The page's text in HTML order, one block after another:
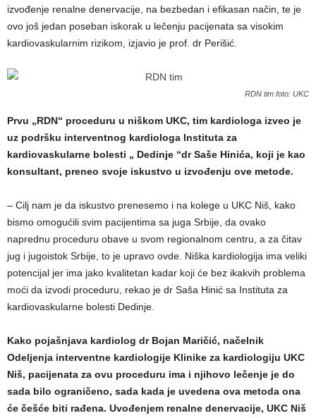
izvođenje renalne denervacije, na bezbedan i efikasan način, te je
ovo još jedan poseban iskorak u lečenju pacijenata sa visokim
kardiovaskularnim rizikom, izjavio je prof. dr Perišić.
RDN tim foto: UKC
Prvu „RDN“ proceduru u niškom UKC, tim kardiologa izveo je
uz podršku interventnog kardiologa Instituta za
kardiovaskularne bolesti „ Dedinje “dr Saše Hinića, koji je kao
konsultant, preneo svoje iskustvo u izvođenju ove metode.
– Cilj nam je da iskustvo prenesemo i na kolege u UKC Niš, kako
bismo omogućili svim pacijentima sa juga Srbije, da ovako
naprednu proceduru obave u svom regionalnom centru, a za čitav
jug i jugoistok Srbije, to je upravo ovde. Niška kardiologija ima veliki
potencijal jer ima jako kvalitetan kadar koji će bez ikakvih problema
moći da izvodi proceduru, rekao je dr Saša Hinić sa Instituta za
kardiovaskularne bolesti Dedinje.
Kako pojašnjava kardiolog dr Bojan Maričić, načelnik
Odeljenja interventne kardiologije Klinike za kardiologiju UKC
Niš, pacijenata za ovu proceduru ima i njihovo lečenje je do
sada bilo ograničeno, sada kada je uvedena ova metoda ona
će češće biti rađena. Uvođenjem renalne denervacije, UKC Niš